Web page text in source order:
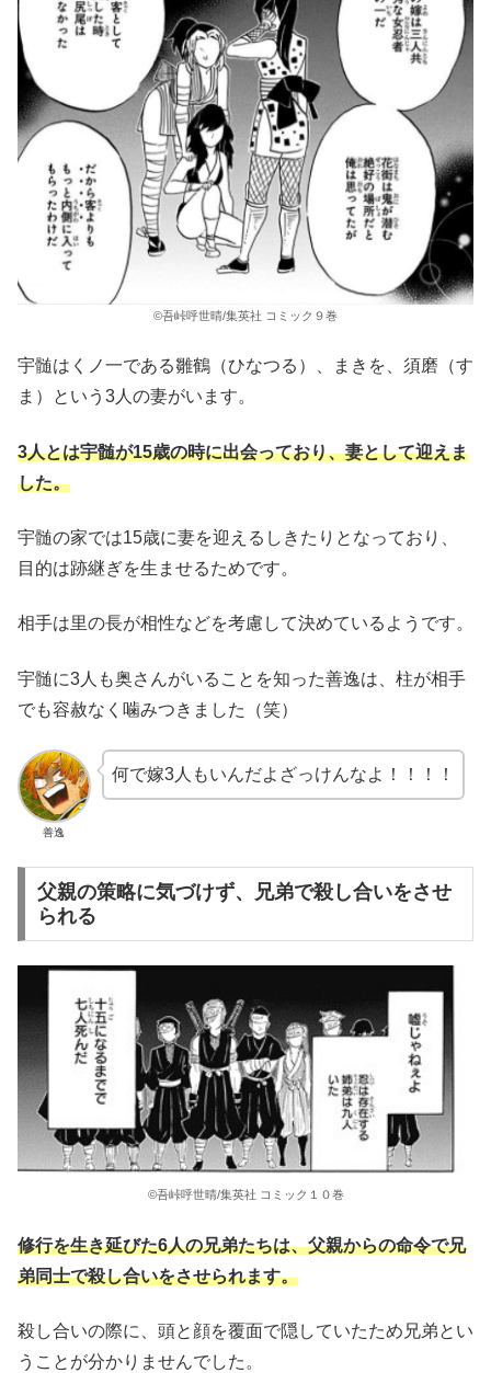
©吾峠呼世晴/集英社 コミック９巻
宇髄はくノ一である雛鶴（ひなつる）、まきを、須磨（す
ま）という3人の妻がいます。
3人とは宇髄が15歳の時に出会っており、妻として迎えま
した。
宇髄の家では15歳に妻を迎えるしきたりとなっており、
目的は跡継ぎを生ませるためです。
相手は里の長が相性などを考慮して決めているようです。
宇髄に3人も奥さんがいることを知った善逸は、柱が相手
でも容赦なく噛みつきました（笑）
善逸
何で嫁3人もいんだよざっけんなよ！！！！
父親の策略に気づけず、兄弟で殺し合いをさせ
られる
©吾峠呼世晴/集英社 コミック１０巻
修行を生き延びた6人の兄弟たちは、父親からの命令で兄
弟同士で殺し合いをさせられます。
殺し合いの際に、頭と顔を覆面で隠していたため兄弟とい
うことが分かりませんでした。